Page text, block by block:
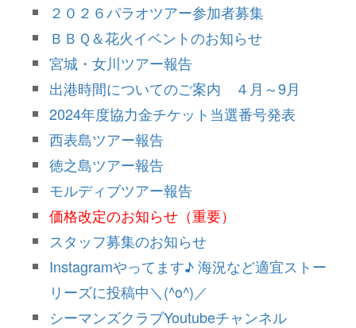
２０２６パラオツアー参加者募集
ＢＢＱ＆花火イベントのお知らせ
宮城・女川ツアー報告
出港時間についてのご案内 ４月～9月
2024年度協力金チケット当選番号発表
西表島ツアー報告
徳之島ツアー報告
モルディブツアー報告
価格改定のお知らせ（重要）
スタッフ募集のお知らせ
Instagramやってます♪ 海況など適宜ストー
リーズに投稿中＼(^o^)／
シーマンズクラブYoutubeチャンネル